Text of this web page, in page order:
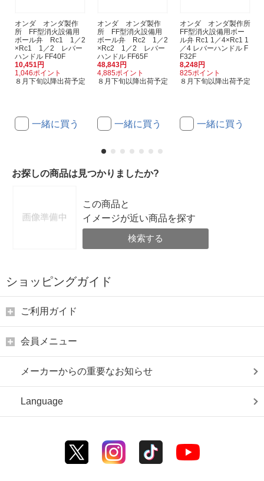
オンダ オンダ製作
所 FF型消火設備用
ボール弁 Rc1 1／2
×Rc1 1／2 レバー
ハンドル FF40F
10,451円
1,046ポイント
８月下旬以降出荷予定
一緒に買う
オンダ オンダ製作
所 FF型消火設備用
ボール弁 Rc2 1／2
×Rc2 1／2 レバー
ハンドル FF65F
48,843円
4,885ポイント
８月下旬以降出荷予定
一緒に買う
オンダ オンダ製作所
FF型消火設備用ボー
ル弁 Rc1 1／4×Rc1 1
／4 レバーハンドル F
F32F
8,248円
825ポイント
８月下旬以降出荷予定
一緒に買う
お探しの商品は見つかりましたか?
この商品と
イメージが近い商品を探す
検索する
ショッピングガイド
ご利用ガイド
会員メニュー
メーカーからの重要なお知らせ
Language